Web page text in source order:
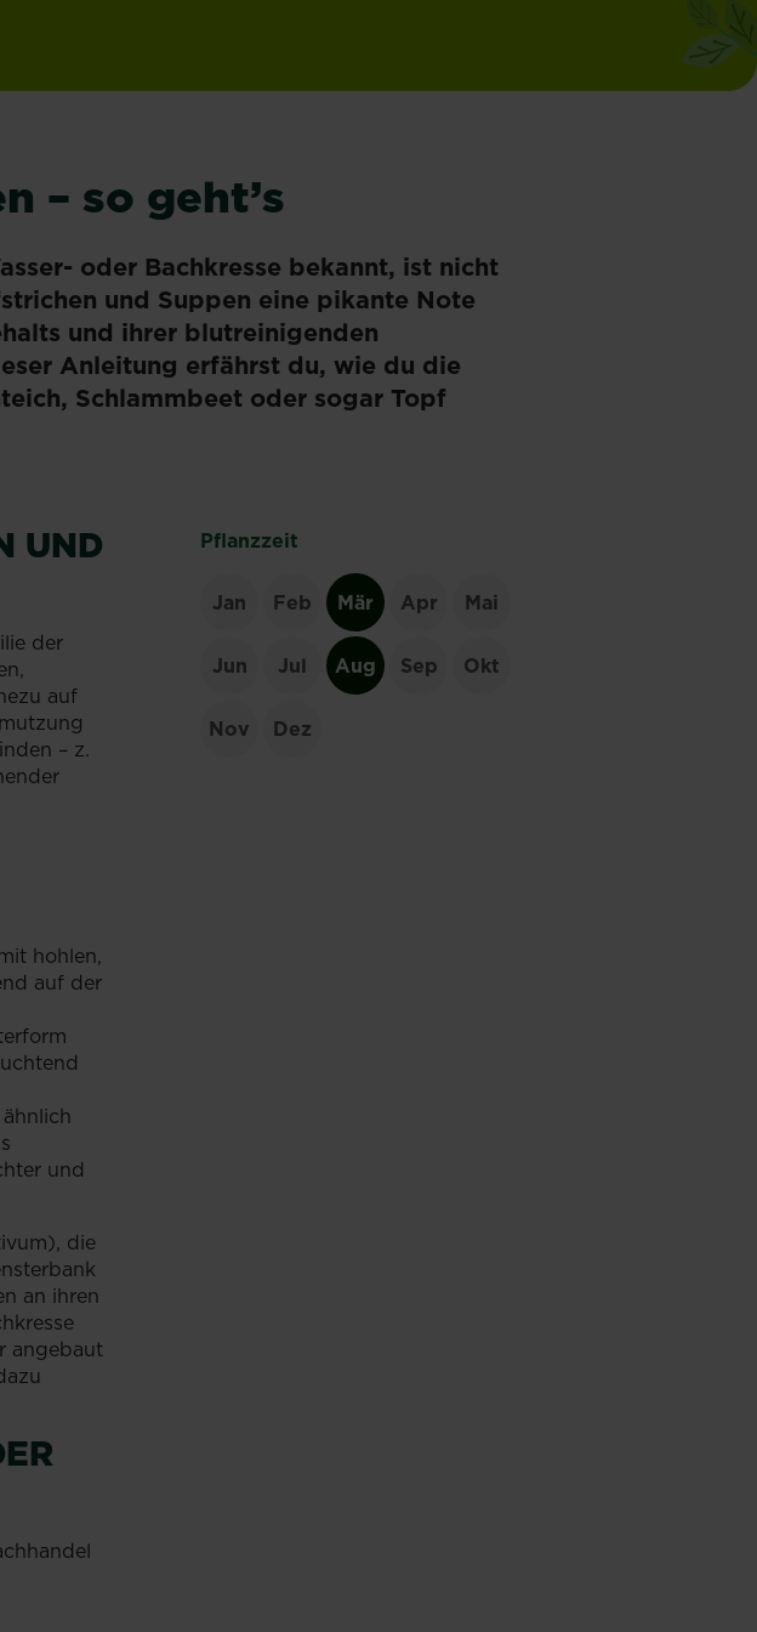
– so geht’s
oder Bachkresse bekannt, ist nicht
und Suppen eine pikante Note
und ihrer blutreinigenden
Anleitung erfährst du, wie du die
Schlammbeet oder sogar Topf
UND
der
auf
– z.
hohlen,
auf der
und
die
an ihren
angebaut
Pflanzzeit
Jan Feb Mär Apr Mai
Jun Jul Aug Sep Okt
Nov Dez